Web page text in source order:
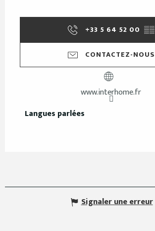
+33 5 64 52 00 ▒▒
CONTACTEZ-NOUS
www.interhome.fr
Langues parlées
Langues parlées
Signaler une erreur